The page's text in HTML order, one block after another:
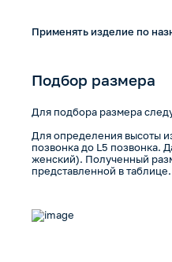
Применять изделие по
Подбор размера
Для подбора размера
Для определения высоты
позвонка до L5 позвонка.
женский). Полученный
представленной в таблице.